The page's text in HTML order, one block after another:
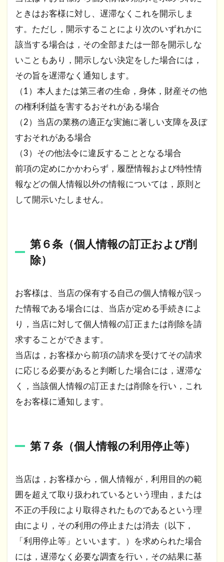
ときはお客様に対し、遅滞なくこれを開示しま
す。ただし，開示することにより次のいずれかに
該当する場合は，その全部または一部を開示しな
いこともあり，開示しない決定をした場合には，
その旨を遅滞なく通知します。
（1）本人または第三者の生命，身体，財産その他
の権利利益を害するおそれがある場合
（2）当店の業務の適正な実施に著しい支障を及ぼ
すおそれがある場合
（3）その他法令に違反することとなる場合
前項の定めにかかわらず，履歴情報および特性情
報などの個人情報以外の情報については，原則と
して開示いたしません。
第６条（個人情報の訂正および削
除）
お客様は、当店の保有する自己の個人情報が誤っ
た情報である場合には、当店が定める手続きによ
り，当店に対して個人情報の訂正または削除を請
求することができます。
当店は，お客様から前項の請求を受けてその請求
に応じる必要があると判断した場合には，遅滞な
く，当該個人情報の訂正または削除を行い，これ
をお客様に通知します。
第７条（個人情報の利用停止等）
当店は，お客様から，個人情報が，利用目的の範
囲を超えて取り扱われているという理由，または
不正の手段により取得されたものであるという理
由により，その利用の停止または消去（以下，
「利用停止等」といいます。）を求められた場合
には，遅滞なく必要な調査を行い，その結果に基